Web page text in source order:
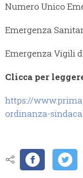
Numero Unico
Emergenza
Emergenza Vigili
Clicca per
https://
ordinanza-